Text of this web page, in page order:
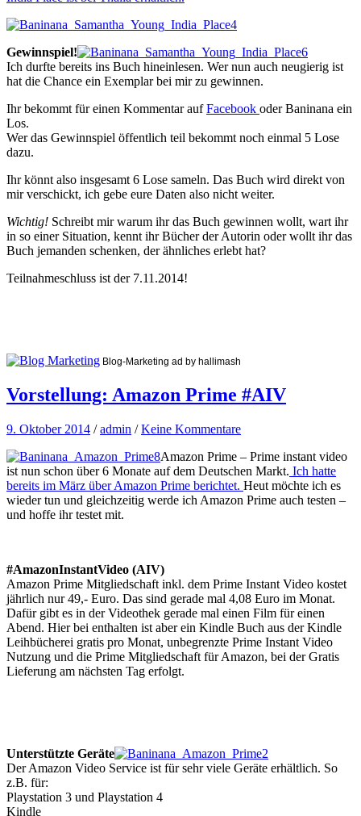
Gewinnspiel!
Ich durfte bereits ins Buch hineinlesen. Wer nun auch neugierig ist
hat die Chance ein Exemplar bei mir zu gewinnen.
Ihr bekommt für einen Kommentar aufFacebook oder Baninana ein
Los.
Wer das Gewinnspiel öffentlich teil bekommt noch einmal 5 Lose
dazu.
Ihr könnt also insgesamt 6 Lose sameln. Das Buch wird direkt von
mir verschickt, ich gebe eure Daten also nicht weiter.
Wichtig! Schreibt mir warum ihr das Buch gewinnen wollt, wart ihr
in so einer Situation, kennt ihr Bücher der Autorin oder wollt ihr das
Buch jemanden schenken, der ähnliches erlebt hat?
Teilnahmeschluss ist der 7.11.2014!
Blog-Marketing ad by hallimash
Vorstellung: Amazon Prime #AIV
9. Oktober 2014 /admin /Keine Kommentare
Amazon Prime – Prime instant video
ist nun schon über 6 Monate auf dem Deutschen Markt. Ich hatte
bereits im März über Amazon Prime berichtet. Heut möchte ich es
wieder tun und gleichzeitig werde ich Amazon Prime auch testen –
und hoffe ihr testet mit.
#AmazonInstantVideo (AIV)
Amazon Prime Mitgliedschaft inkl. dem Prime Instant Video kostet
jährlich nur 49,- Euro. Das sind gerade mal 4,08 Euro im Monat.
Dafür gibt es in der Videothek gerade mal einen Film für einen
Abend. Hier bei enthalten ist aber ein Kindle Buch aus der Kindle
Leihbücherei gratis pro Monat, unbegrenzte Prime Instant Video
Nutzung und die Prime Mitgliedschaft für Amazon, bei der Gratis
Lieferung am nächsten Tag erfolgt.
Unterstützte Geräte
Der Amazon Video Service ist für sehr viele Geräte erhältlich. So
z.B. für:
Playstation 3 und Playstation 4
Kindle